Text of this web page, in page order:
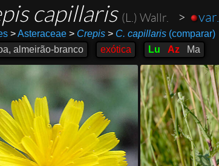
capillaris (L.) Wallr. > var.
>Asteraceae > Crepis > C. capillaris(comparar)
almeirão-branco
exótica Lu Az Ma